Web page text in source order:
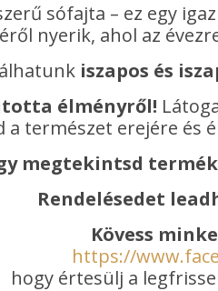
sófajta – ez egy
nyerik, ahol az
iszapos és
élményről!
természet erejére és
megtekintsd
Rendelésedet
Kövess
https://
hogy értesülj a